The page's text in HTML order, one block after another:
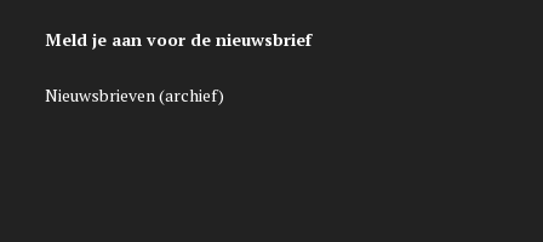
Meld je aan voor de nieuwsbrief
Nieuwsbrieven (archief)